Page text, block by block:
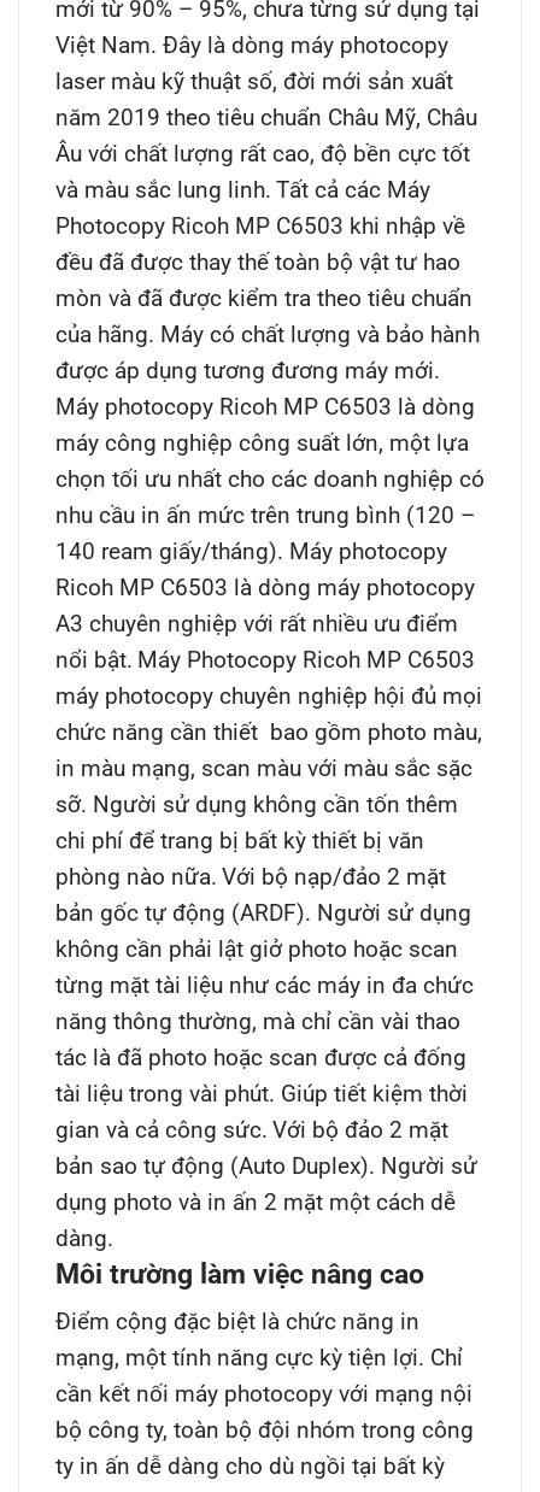
mới từ 90% – 95%, chưa từng sử dụng tại
Việt Nam. Đây là dòng máy photocopy
laser màu kỹ thuật số, đời mới sản xuất
năm 2019 theo tiêu chuẩn Châu Mỹ, Châu
Âu với chất lượng rất cao, độ bền cực tốt
và màu sắc lung linh. Tất cả các Máy
Photocopy Ricoh MP C6503 khi nhập về
đều đã được thay thế toàn bộ vật tư hao
mòn và đã được kiểm tra theo tiêu chuẩn
của hãng. Máy có chất lượng và bảo hành
được áp dụng tương đương máy mới.
Máy photocopy Ricoh MP C6503 là dòng
máy công nghiệp công suất lớn, một lựa
chọn tối ưu nhất cho các doanh nghiệp có
nhu cầu in ấn mức trên trung bình (120 –
140 ream giấy/tháng). Máy photocopy
Ricoh MP C6503 là dòng máy photocopy
A3 chuyên nghiệp với rất nhiều ưu điểm
nổi bật. Máy Photocopy Ricoh MP C6503
máy photocopy chuyên nghiệp hội đủ mọi
chức năng cần thiết bao gồm photo màu,
in màu mạng, scan màu với màu sắc sặc
sỡ. Người sử dụng không cần tốn thêm
chi phí để trang bị bất kỳ thiết bị văn
phòng nào nữa. Với bộ nạp/đảo 2 mặt
bản gốc tự động (ARDF). Người sử dụng
không cần phải lật giở photo hoặc scan
từng mặt tài liệu như các máy in đa chức
năng thông thường, mà chỉ cần vài thao
tác là đã photo hoặc scan được cả đống
tài liệu trong vài phút. Giúp tiết kiệm thời
gian và cả công sức. Với bộ đảo 2 mặt
bản sao tự động (Auto Duplex). Người sử
dụng photo và in ấn 2 mặt một cách dễ
dàng.
Môi trường làm việc nâng cao
Điểm cộng đặc biệt là chức năng in
mạng, một tính năng cực kỳ tiện lợi. Chỉ
cần kết nối máy photocopy với mạng nội
bộ công ty, toàn bộ đội nhóm trong công
ty in ấn dễ dàng cho dù ngồi tại bất kỳ